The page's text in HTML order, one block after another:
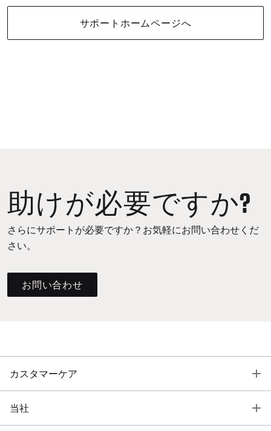
サポートホームページへ
助けが必要ですか?
さらにサポートが必要ですか？お気軽にお問い合わせくだ
さい。
お問い合わせ
カスタマーケア
当社